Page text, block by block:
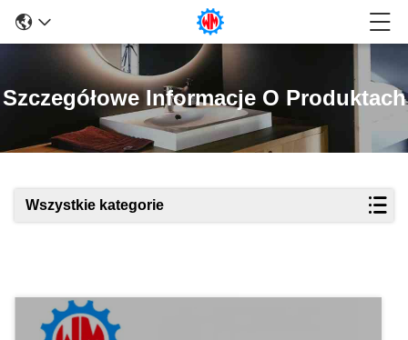
Szczegółowe Informacje O Produktach
Wszystkie kategorie